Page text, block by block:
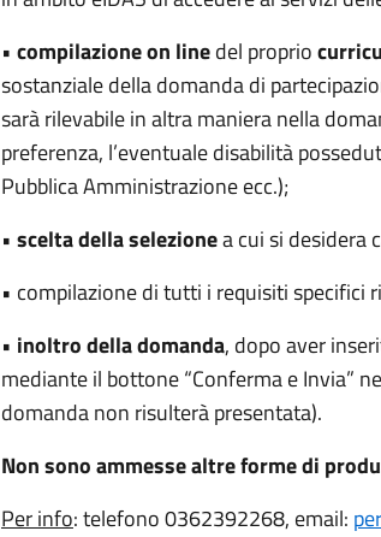
• compilazione on linedel proprio
sostanziale della domanda di
sarà rilevabile in altra maniera nella
preferenza, l’eventuale disabilità
Pubblica Amministrazione ecc.);
• scelta della selezionea cui si desidera
• compilazione di tutti i requisiti specifici
• inoltro della domanda, dopo aver
mediante il bottone “Conferma e Invia”
domanda non risulterà presentata).
Non sono ammesse altre forme di
Per info: telefono 0362392268, email: